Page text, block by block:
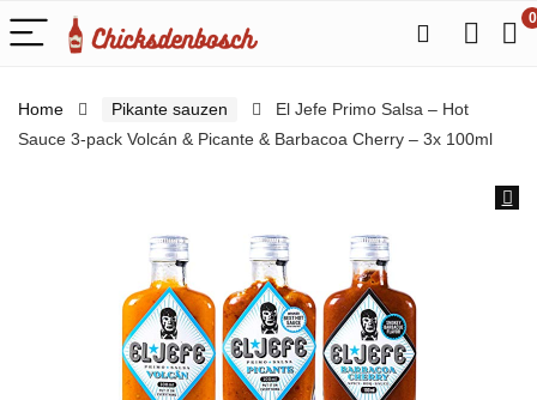
0
Home Pikante sauzen
El Jefe Primo Salsa – Hot
Sauce 3-pack Volcán & Picante & Barbacoa Cherry – 3x 100ml